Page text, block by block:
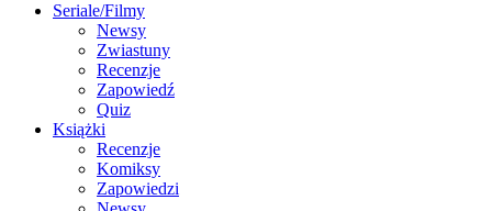
Seriale/Filmy
Newsy
Zwiastuny
Recenzje
Zapowiedź
Quiz
Książki
Recenzje
Komiksy
Zapowiedzi